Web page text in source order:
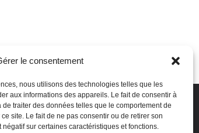
le consentement
nous utilisons des technologies telles que les
aux informations des appareils. Le fait de consentir à
traiter des données telles que le comportement de
site. Le fait de ne pas consentir ou de retirer son
sur certaines caractéristiques et fonctions.